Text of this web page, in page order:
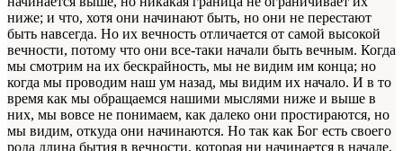
ниже; и что, хотя они начинают быть, но они не перестают
быть навсегда. Но их вечность отличается от самой высокой
вечности, потому что они все-таки начали быть вечным. Когда
мы смотрим на их бескрайность, мы не видим им конца; но
когда мы проводим наш ум назад, мы видим их начало. И в то
время как мы обращаемся нашими мыслями ниже и выше в
них, мы вовсе не понимаем, как далеко они простираются, но
мы видим, откуда они начинаются. Но так как Бог есть своего
рода длина бытия в вечности, которая ни начинается в начале,